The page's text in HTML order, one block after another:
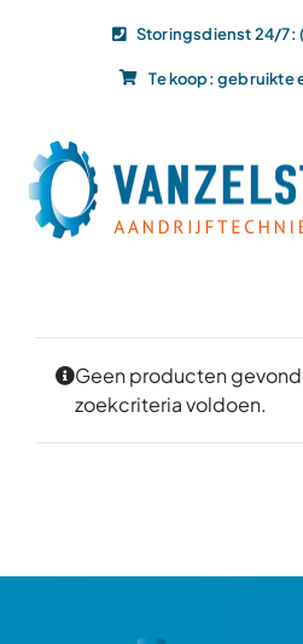
Storingsdienst 24/7:
Te koop: gebruikte
Geen producten
zoekcriteria voldoen.